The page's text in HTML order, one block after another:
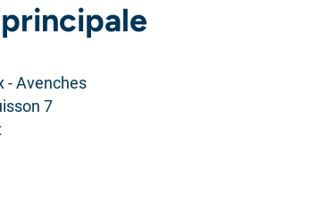
- Avenches
7